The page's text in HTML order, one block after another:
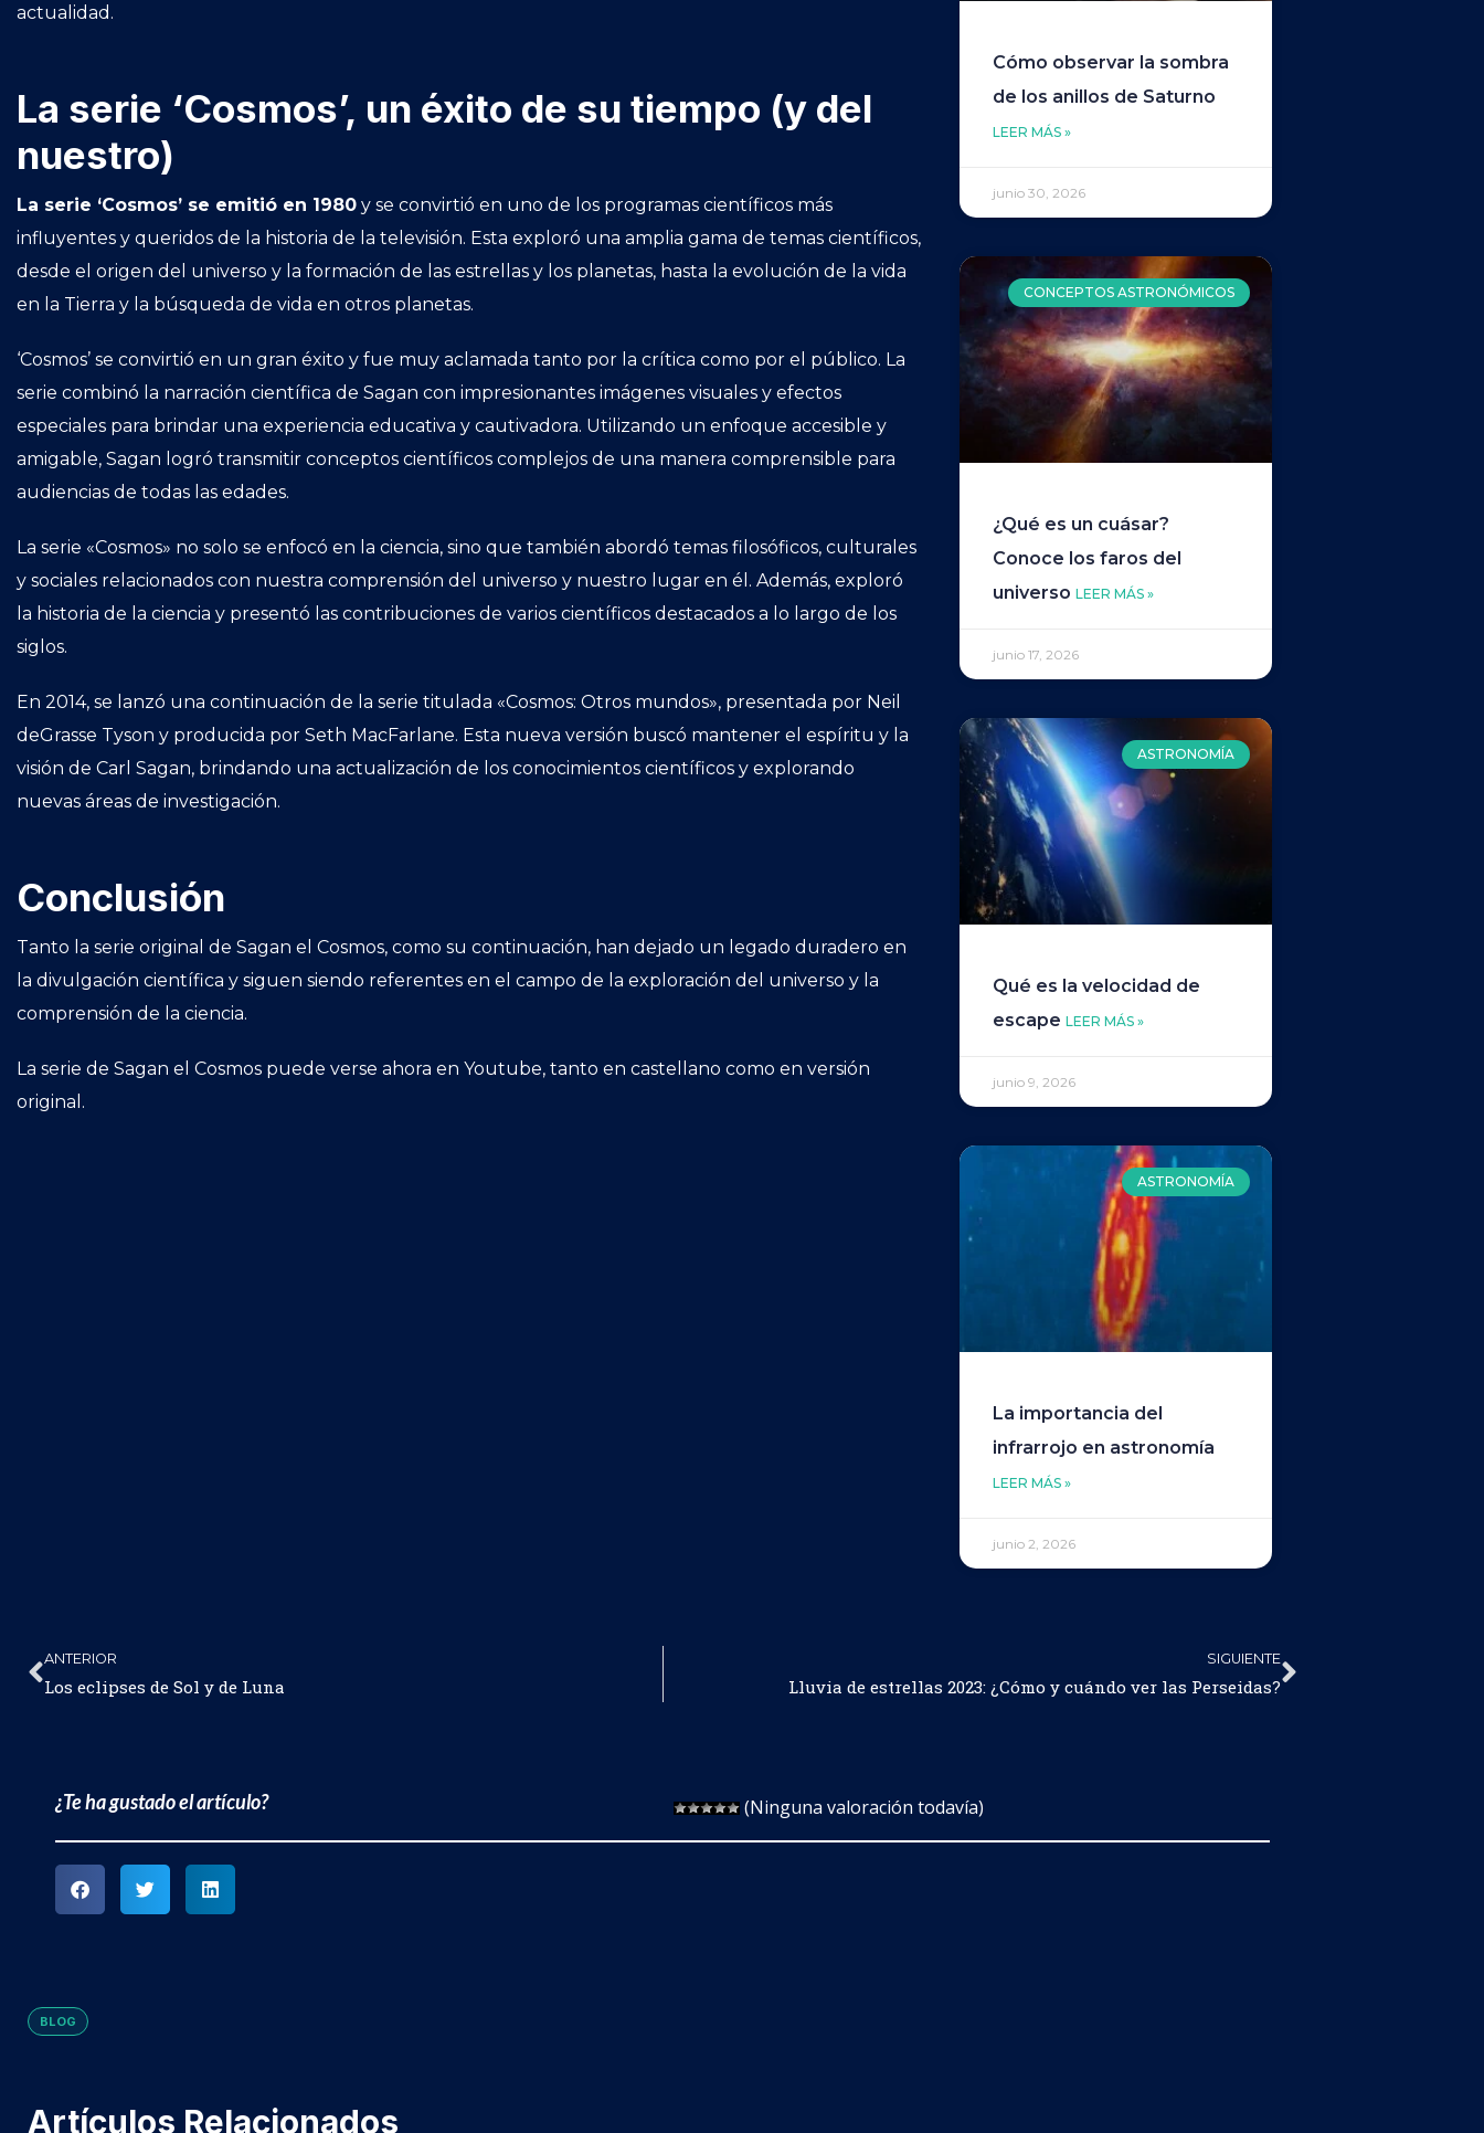
actualidad.
La serie ‘Cosmos’, un éxito de su tiempo (y del
nuestro)
La serie ‘Cosmos’ se emitió en 1980 y se convirtió en uno de los programas científicos más
influyentes y queridos de la historia de la televisión. Esta exploró una amplia gama de temas científicos,
desde el origen del universo y la formación de las estrellas y los planetas, hasta la evolución de la vida
en la Tierra y la búsqueda de vida en otros planetas.
‘Cosmos’ se convirtió en un gran éxito y fue muy aclamada tanto por la crítica como por el público. La
serie combinó la narración científica de Sagan con impresionantes imágenes visuales y efectos
especiales para brindar una experiencia educativa y cautivadora. Utilizando un enfoque accesible y
amigable, Sagan logró transmitir conceptos científicos complejos de una manera comprensible para
audiencias de todas las edades.
La serie «Cosmos» no solo se enfocó en la ciencia, sino que también abordó temas filosóficos, culturales
y sociales relacionados con nuestra comprensión del universo y nuestro lugar en él. Además, exploró
la historia de la ciencia y presentó las contribuciones de varios científicos destacados a lo largo de los
siglos.
En 2014, se lanzó una continuación de la serie titulada «Cosmos: Otros mundos», presentada por Neil
deGrasse Tyson y producida por Seth MacFarlane. Esta nueva versión buscó mantener el espíritu y la
visión de Carl Sagan, brindando una actualización de los conocimientos científicos y explorando
nuevas áreas de investigación.
Conclusión
Tanto la serie original de Sagan el Cosmos, como su continuación, han dejado un legado duradero en
la divulgación científica y siguen siendo referentes en el campo de la exploración del universo y la
comprensión de la ciencia.
La serie de Sagan el Cosmos puede verse ahora en Youtube, tanto en castellano como en versión
original.
Cómo observar la sombra
de los anillos de Saturno
LEER MÁS »
junio 30, 2026
CONCEPTOS ASTRONÓMICOS
¿Qué es un cuásar?
Conoce los faros del
universoLEER MÁS »
junio 17, 2026
ASTRONOMÍA
Qué es la velocidad de
escapeLEER MÁS »
junio 9, 2026
ASTRONOMÍA
La importancia del
infrarrojo en astronomía
LEER MÁS »
junio 2, 2026
ANTERIOR
Los eclipses de Sol y de Luna
SIGUIENTE
Lluvia de estrellas 2023: ¿Cómo y cuándo ver las Perseidas?
¿Te ha gustado el artículo? (Ninguna valoración todavía)
BLOG
Artículos Relacionados